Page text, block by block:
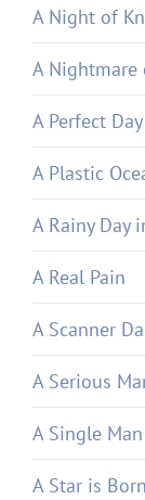
A Night of
A Nightmare
A Perfect Day
A Plastic
A Rainy Day
A Real Pain
A Scanner
A Serious
A Single Man
A Star is Born